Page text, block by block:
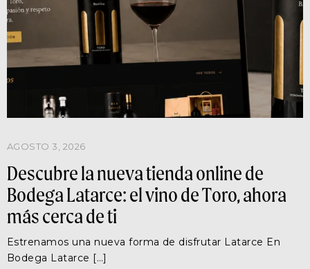
AGOSTO 3, 2026
Descubre la nueva tienda online de
Bodega Latarce: el vino de Toro, ahora
más cerca de ti
Estrenamos una nueva forma de disfrutar Latarce En
Bodega Latarce […]